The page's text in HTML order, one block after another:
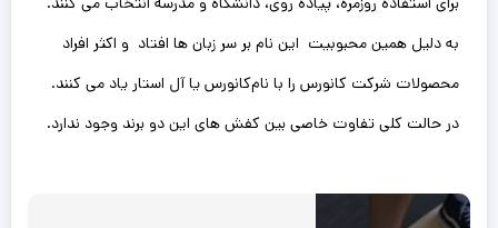
به دلیل همین محبوبیت این نام بر سر زبان ها افتاد و اکثر افراد
محصولات شرکت کانورس را با نام‌کانورس یا آل استار یاد می کنند‌.
در حالت کلی تفاوت خاصی بین کفش های این دو برند وجود ندارد.